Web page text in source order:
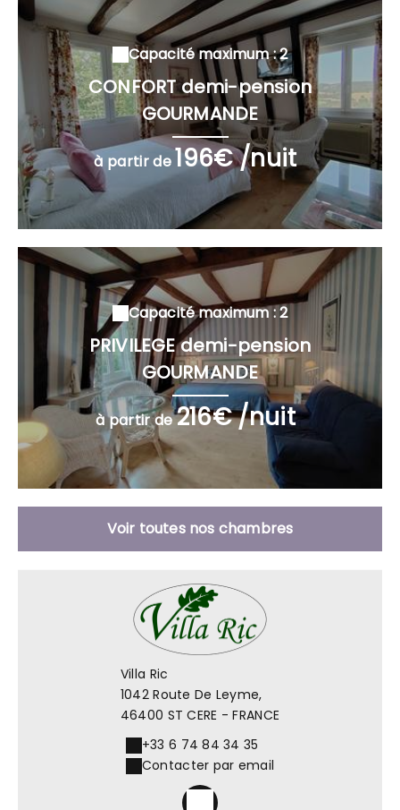
Capacité maximum : 2
CONFORT demi-pension
GOURMANDE
à partir de196€ /nuit
Capacité maximum : 2
PRIVILEGE demi-pension
GOURMANDE
à partir de216€ /nuit
Voir toutes nos chambres
Villa Ric
1042 Route De Leyme,
46400 ST CERE - FRANCE
+33 6 74 84 34 35
Contacter par email